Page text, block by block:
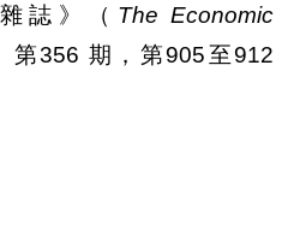
誌》（ The Economic
第356 期，第905至912